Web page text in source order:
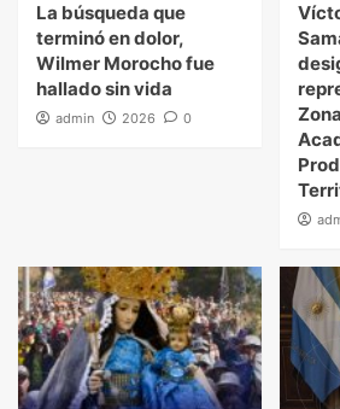
La búsqueda que
terminó en dolor,
Wilmer Morocho fue
hallado sin vida
admin 2026 0